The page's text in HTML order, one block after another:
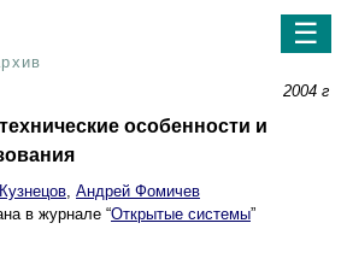
☰
2004 г
особенности и
, Андрей Фомичев
в журнале “Открытые системы”